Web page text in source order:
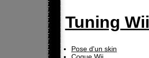
Tuning Wii
Pose d'un skin